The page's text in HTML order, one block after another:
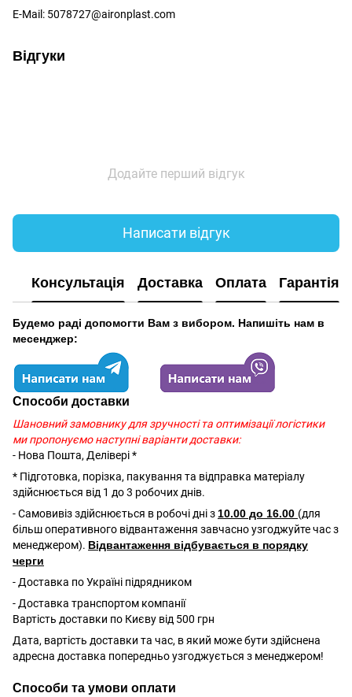
E-Mail: 5078727@aironplast.com
Відгуки
Додайте перший відгук
Написати відгук
Консультація Доставка Оплата Гарантія
Будемо раді допомогти Вам з вибором. Напишіть нам в
месенджер:
Способи доставки
Шановний замовнику для зручності та оптимізації логістики
ми пропонуємо наступні варіанти доставки:
- Нова Пошта, Делівері *
* Підготовка, порізка, пакування та відправка матеріалу
здійснюється від 1 до 3 робочих днів.
- Самовивіз здійснюється в робочі дні з 10.00 до 16.00 (для
більш оперативного відвантаження завчасно узгоджуйте час з
менеджером). Відвантаження відбувається в порядку
черги
- Доставка по Україні підрядником
- Доставка транспортом компанії
Вартість доставки по Києву від 500 грн
Дата, вартість доставки та час, в який може бути здійснена
адресна доставка попередньо узгоджується з менеджером!
Способи та умови оплати